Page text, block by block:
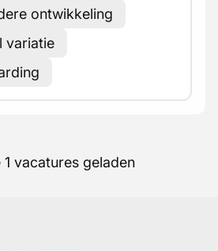
ontwikkeling
variatie
1 vacatures geladen